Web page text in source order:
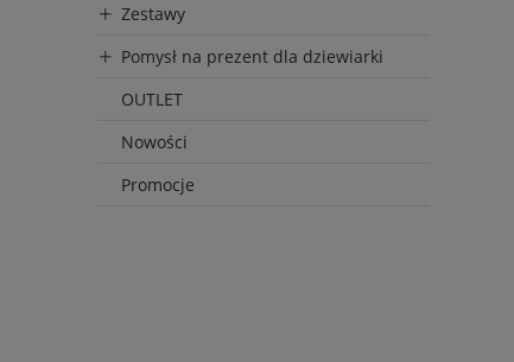
Zestawy
Pomysł na prezent dla dziewiarki
OUTLET
Nowości
Promocje